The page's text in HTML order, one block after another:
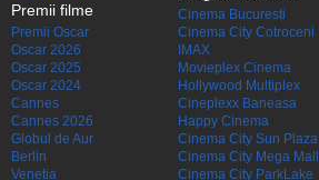
Premii filme
Premii Oscar
Oscar 2026
Oscar 2025
Oscar 2024
Cannes
Cannes 2026
Globul de Aur
Berlin
Venetia
Cinema Bucuresti
Cinema City Cotroceni
IMAX
Movieplex Cinema
Hollywood Multiplex
Cineplexx Baneasa
Happy Cinema
Cinema City Sun Plaza
Cinema City Mega Mall
Cinema City ParkLake